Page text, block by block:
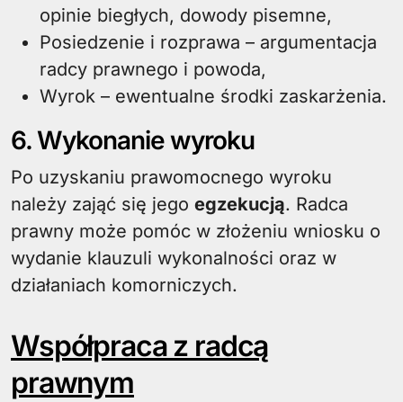
opinie biegłych, dowody pisemne,
Posiedzenie i rozprawa – argumentacja
radcy prawnego i powoda,
Wyrok – ewentualne środki zaskarżenia.
6. Wykonanie wyroku
Po uzyskaniu prawomocnego wyroku
należy zająć się jego egzekucją. Radca
prawny może pomóc w złożeniu wniosku o
wydanie klauzuli wykonalności oraz w
działaniach komorniczych.
Współpraca z radcą
prawnym